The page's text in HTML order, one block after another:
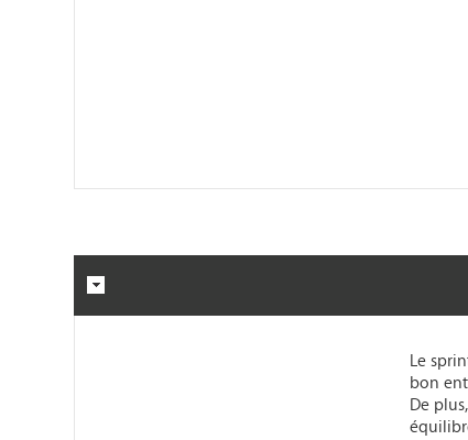
Le
bon
De